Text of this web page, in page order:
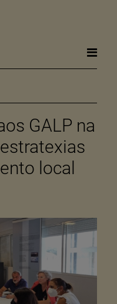
GALP na
local